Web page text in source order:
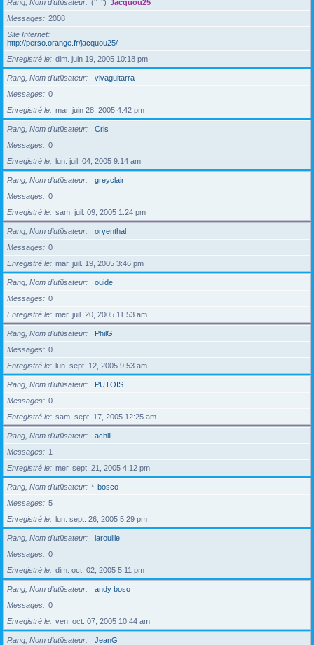
Rang, Nom d’utilisateur (°_°) Jacquou25
Messages
2008
Site Internet
http://perso.orange.fr/jacquou25/
Enregistré le
dim. juin 19, 2005 10:18 pm
Rang, Nom d’utilisateur
vivaguitarra
Messages
0
Enregistré le
mar. juin 28, 2005 4:42 pm
Rang, Nom d’utilisateur
Cris
Messages
0
Enregistré le
lun. juil. 04, 2005 9:14 am
Rang, Nom d’utilisateur
greyclair
Messages
0
Enregistré le
sam. juil. 09, 2005 1:24 pm
Rang, Nom d’utilisateur
oryenthal
Messages
0
Enregistré le
mar. juil. 19, 2005 3:46 pm
Rang, Nom d’utilisateur
ouide
Messages
0
Enregistré le
mer. juil. 20, 2005 11:53 am
Rang, Nom d’utilisateur
PhilG
Messages
0
Enregistré le
lun. sept. 12, 2005 9:53 am
Rang, Nom d’utilisateur
PUTOIS
Messages
0
Enregistré le
sam. sept. 17, 2005 12:25 am
Rang, Nom d’utilisateur
achill
Messages
1
Enregistré le
mer. sept. 21, 2005 4:12 pm
Rang, Nom d’utilisateur * bosco
Messages
5
Enregistré le
lun. sept. 26, 2005 5:29 pm
Rang, Nom d’utilisateur
larouille
Messages
0
Enregistré le
dim. oct. 02, 2005 5:11 pm
Rang, Nom d’utilisateur
andy boso
Messages
0
Enregistré le
ven. oct. 07, 2005 10:44 am
Rang, Nom d’utilisateur
JeanG